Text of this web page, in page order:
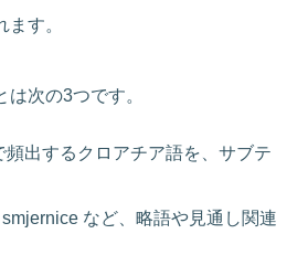
す。
次の3つです。
頻出するクロアチア語を、サブテ
など、略語や見通し関連